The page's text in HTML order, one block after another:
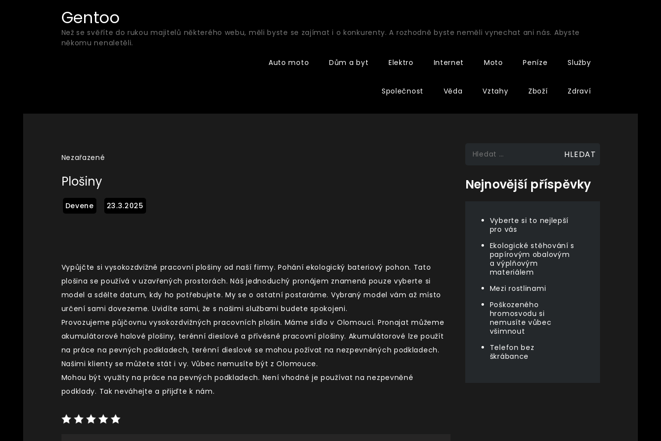
Gentoo
Než se svěříte do rukou majitelů některého webu, měli byste se zajímat i o konkurenty. A rozhodně byste neměli vynechat ani nás. Abyste
někomu nenaletěli.
Auto moto
Dům a byt Elektro Internet Moto Peníze Služby
Společnost Věda Vztahy Zboží Zdraví
Nezařazené
Plošiny
Vypůjčte si vysokozdvižné pracovní plošiny od naší firmy. Pohání ekologický bateriový pohon. Tato
plošina se používá v uzavřených prostorách. Náš jednoduchý pronájem znamená pouze vyberte si
model a sdělte datum, kdy ho potřebujete. My se o ostatní postaráme. Vybraný model vám až místo
určení sami dovezeme. Uvidíte sami, že s našimi službami budete spokojeni.
Provozujeme půjčovnu vysokozdvižných pracovních plošin. Máme sídlo v Olomouci. Pronajat můžeme
akumulátorové halovéplošiny, terénní dieslové a přívěsné pracovní plošiny. Akumulátorové lze použít
na práce na pevných podkladech, terénní dieslové se mohou požívat na nezpevněných podkladech.
Našimi klienty se můžete stát i vy. Vůbec nemusíte být z Olomouce.
Mohou být využity na práce na pevných podkladech. Není vhodné je používat na nezpevněné
podklady. Tak neváhejte a přijďte k nám.
Vyhledávání
Nejnovější příspěvky
Vyberte si to nejlepší
pro vás
Ekologické stěhování s
papírovým obalovým
a výplňovým
materiálem
Mezi rostlinami
Poškozeného
hromosvodu si
nemusíte vůbec
všimnout
Telefon bez
škrábance